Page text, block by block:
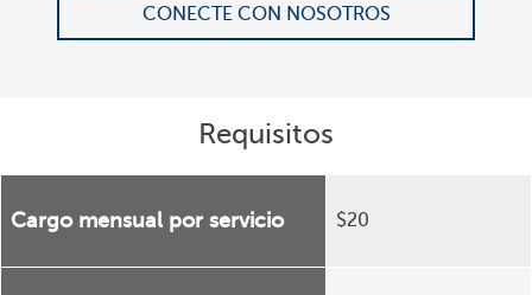
CONECTE CON NOSOTROS
Requisitos
Cargo mensual por servicio $20